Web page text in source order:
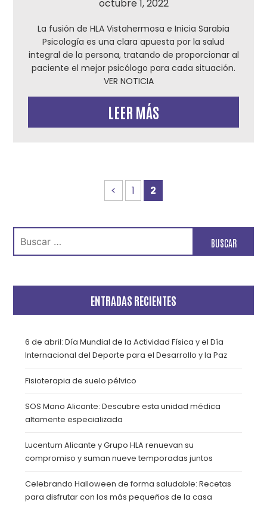
octubre 1, 2022
La fusión de HLA Vistahermosa e Inicia Sarabia
Psicología es una clara apuesta por la salud
integral de la persona, tratando de proporcionar al
paciente el mejor psicólogo para cada situación.
VER NOTICIA
LEER MÁS
< 1 2
Buscar:
ENTRADAS RECIENTES
6 de abril: Día Mundial de la Actividad Física y el Día
Internacional del Deporte para el Desarrollo y la Paz
Fisioterapia de suelo pélvico
SOS Mano Alicante: Descubre esta unidad médica
altamente especializada
Lucentum Alicante y Grupo HLA renuevan su
compromiso y suman nueve temporadas juntos
Celebrando Halloween de forma saludable: Recetas
para disfrutar con los más pequeños de la casa